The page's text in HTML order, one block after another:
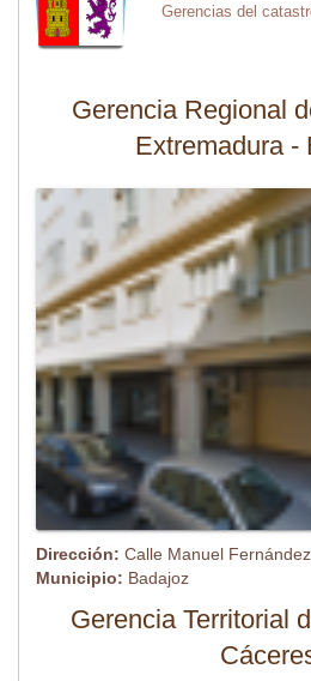
Gerencia Regional
Extremadura -
Dirección: Calle Manuel
Municipio: Badajoz
Gerencia Territorial